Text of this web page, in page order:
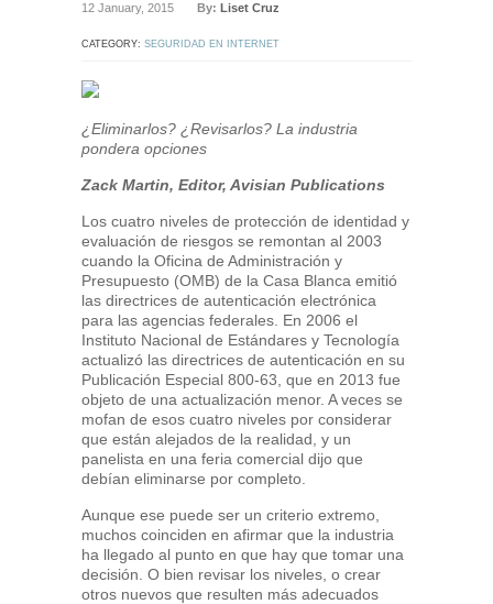
12 January, 2015 By: Liset Cruz
CATEGORY: SEGURIDAD EN INTERNET
¿Eliminarlos? ¿Revisarlos? La industria
pondera opciones
Zack Martin, Editor, Avisian Publications
Los cuatro niveles de protección de identidad y
evaluación de riesgos se remontan al 2003
cuando la Oficina de Administración y
Presupuesto (OMB) de la Casa Blanca emitió
las directrices de autenticación electrónica
para las agencias federales. En 2006 el
Instituto Nacional de Estándares y Tecnología
actualizó las directrices de autenticación en su
Publicación Especial 800-63, que en 2013 fue
objeto de una actualización menor. A veces se
mofan de esos cuatro niveles por considerar
que están alejados de la realidad, y un
panelista en una feria comercial dijo que
debían eliminarse por completo.
Aunque ese puede ser un criterio extremo,
muchos coinciden en afirmar que la industria
ha llegado al punto en que hay que tomar una
decisión. O bien revisar los niveles, o crear
otros nuevos que resulten más adecuados